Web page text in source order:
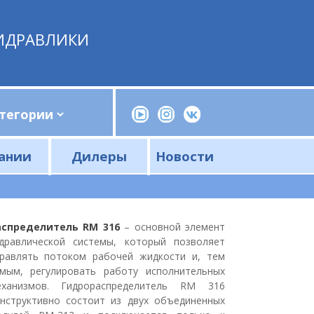
Дилеры Новости
RM 316– основной элемент
системы, который позволяет
потоком рабочей жидкости и, тем
регулировать работу исполнительных
Гидрораспределитель RM 316
состоит из двух объединенных